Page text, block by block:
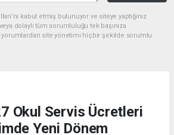
kabul etmiş bulunuyor ve siteye yaptığınız
dolaylı tüm sorumluluğu tek başınıza
yorumlardan site yönetimi hiçbir şekilde sorumlu
Okul Servis Ücretleri
Yeni Dönem